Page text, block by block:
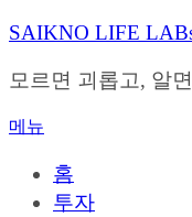
내
으
바
SAIKNO LIFE
모르면 괴롭고, 알
메뉴
홈
투자